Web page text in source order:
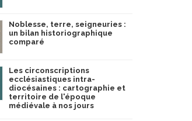
Noblesse, terre, seigneuries :
un bilan historiographique
comparé
Les circonscriptions
ecclésiastiques intra-
diocésaines : cartographie et
territoire de l'époque
médiévale à nos jours